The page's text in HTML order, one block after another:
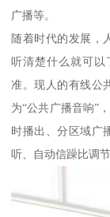
广播等。
随着时代的发展，
听清楚什么就可
准。现人的有线公
为“公共广播音响”
时播出、分区域广
听、自动信躁比调节